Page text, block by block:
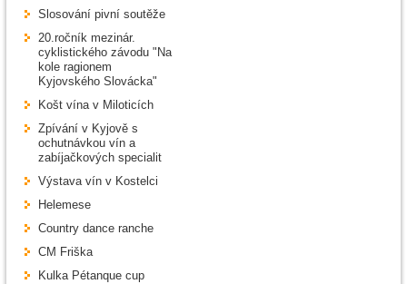
Slosování pivní soutěže
20.ročník mezinár.
cyklistického závodu "Na
kole ragionem
Kyjovského Slovácka"
Košt vína v Miloticích
Zpívání v Kyjově s
ochutnávkou vín a
zabíjačkových specialit
Výstava vín v Kostelci
Helemese
Country dance ranche
CM Friška
Kulka Pétanque cup